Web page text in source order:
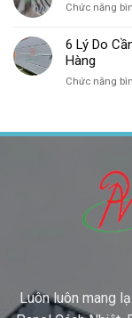
Chức năng
6 Lý Do
Hàng
Chức năng
Luôn luôn mang